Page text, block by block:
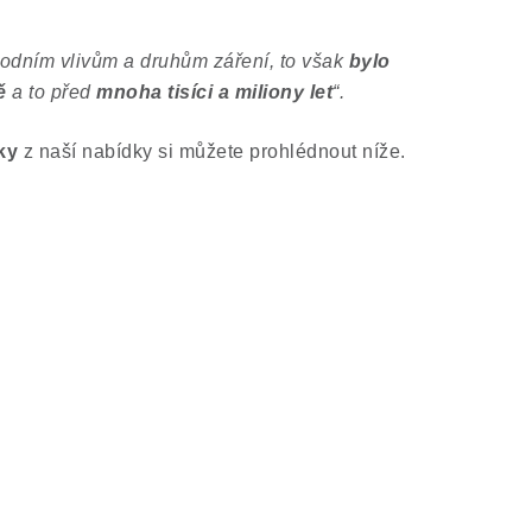
vlivům a druhům záření, to však bylo
a to před mnoha tisíci a miliony let“.
z naší nabídky si můžete prohlédnout níže.